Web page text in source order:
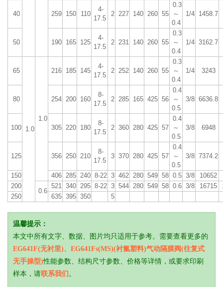
40 259 150 110
4-
17.5
2 227 140 260 55
0.3
～
0.4
1/4 1458.7
50 190 165 125
4-
17.5
2 231 140 260 55
0.3
～
0.4
1/4 3162.7
65
1.0
1.0
216 185 145
4-
17.5
2 252 140 260 55
0.3
～
0.4
1/4 3243
80 254 200 160
8-
17.5
2 285 165 425 56
0.4
～
0.5
3/8 6636.8
100 305 220 180
8-
17.5
2 360 280 425 57
0.4
～
0.5
3/8 6948
125 356 250 210
8-
17.5
3 370 280 425 57
0.4
～
0.5
3/8 7374.2
150 406 285 240 8-22 3 462 280 549 58 0.5 3/8 10652
200
0.6
521 340 295 8-22 3 544 280 549 58 0.6 3/8 16715
250
635 395 350 5
温馨提示：
本文中所有文字、数据、图片均只适用于参考。需要查看更多的
EG641F(无衬里)、EG641Fs(MS)(衬氟塑料)气动隔膜阀(往复式
无手操型)性能参数、结构尺寸参数、价格等详情，或要求印刷
样本，请联系我们 。